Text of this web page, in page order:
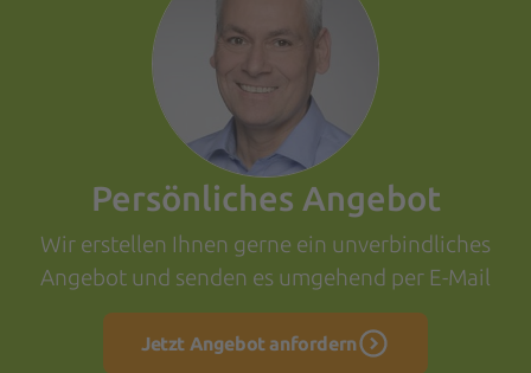
Persönliches Angebot
Wir erstellen Ihnen gerne ein unverbindliches
Angebot und senden es umgehend per E-Mail
Jetzt Angebot anfordern